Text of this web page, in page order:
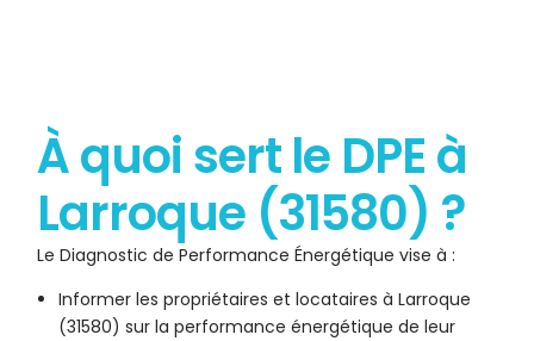
À quoi sert le DPE à
Larroque (31580) ?
Le Diagnostic de Performance Énergétique vise à :
Informer les propriétaires et locataires à Larroque
(31580) sur la performance énergétique de leur